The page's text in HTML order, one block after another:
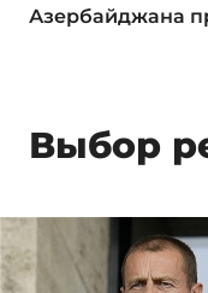
Азербайджана
Выбор